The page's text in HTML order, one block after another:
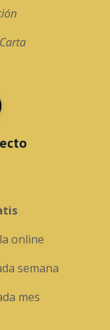
online
semana
mes